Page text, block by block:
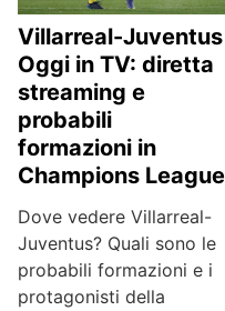
Villarreal-Juventus
Oggi in TV: diretta
streaming e
probabili
formazioni in
Champions League
Dove vedere Villarreal-
Juventus? Quali sono le
probabili formazioni e i
protagonisti della